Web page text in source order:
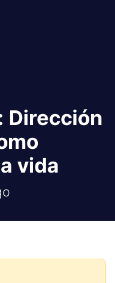
Dirección
vida